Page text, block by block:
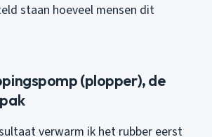
staan hoeveel mensen dit
(plopper), de
verwarm ik het rubber eerst